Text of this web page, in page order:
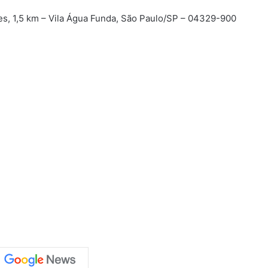
1,5 km – Vila Água Funda, São Paulo/SP – 04329-900